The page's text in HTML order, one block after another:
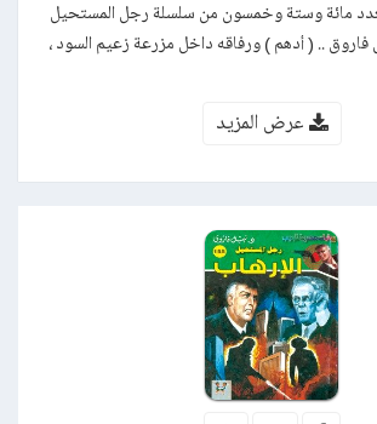
مائة وستة وخمسون من سلسلة رجل المستحيل
نبيل فاروق .. ( أدهم ) ورفاقه داخل مزرعة زعيم السود ،
عرض المزيد